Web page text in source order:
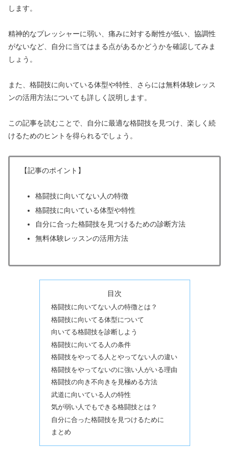
します。
精神的なプレッシャーに弱い、痛みに対する耐性が低い、協調性
がないなど、自分に当てはまる点があるかどうかを確認してみま
しょう。
また、格闘技に向いている体型や特性、さらには無料体験レッス
ンの活用方法についても詳しく説明します。
この記事を読むことで、自分に最適な格闘技を見つけ、楽しく続
けるためのヒントを得られるでしょう。
【記事のポイント】
格闘技に向いてない人の特徴
格闘技に向いている体型や特性
自分に合った格闘技を見つけるための診断方法
無料体験レッスンの活用方法
目次
格闘技に向いてない人の特徴とは？
格闘技に向いてる体型について
向いてる格闘技を診断しよう
格闘技に向いてる人の条件
格闘技をやってる人とやってない人の違い
格闘技をやってないのに強い人がいる理由
格闘技の向き不向きを見極める方法
武道に向いている人の特性
気が弱い人でもできる格闘技とは？
自分に合った格闘技を見つけるために
まとめ